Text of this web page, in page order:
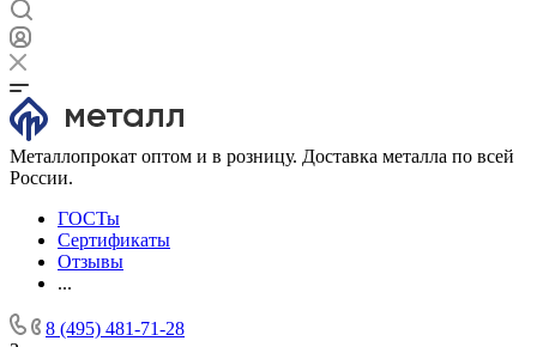
Металлопрокат оптом и в розницу. Доставка металла по всей
России.
ГОСТы
Сертификаты
Отзывы
...
8 (495) 481-71-28